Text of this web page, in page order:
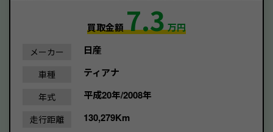
買取金額7.3万円
メーカー 日産
車種 ティアナ
年式 平成20年/2008年
走行距離 130,279Km